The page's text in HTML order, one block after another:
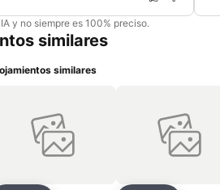
y no siempre es 100% preciso.
similares
similares